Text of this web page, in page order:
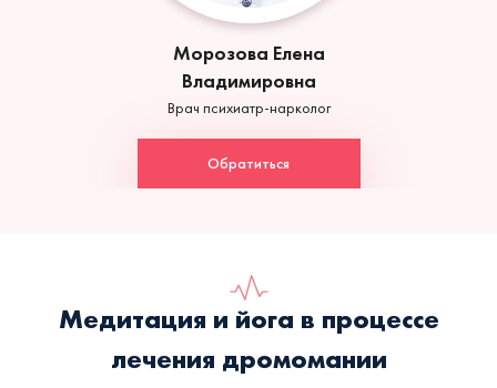
Морозова Елена
Владимировна
Врач психиатр-нарколог
Обратиться
Медитация и йога в процессе
лечения дромомании